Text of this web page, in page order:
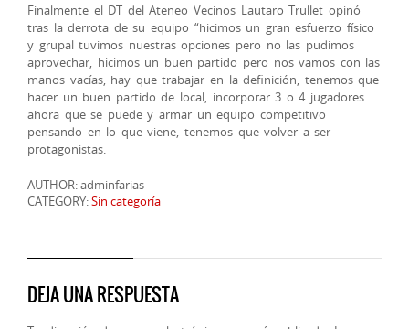
Finalmente el DT del Ateneo Vecinos Lautaro Trullet opinó
tras la derrota de su equipo “hicimos un gran esfuerzo físico
y grupal tuvimos nuestras opciones pero no las pudimos
aprovechar, hicimos un buen partido pero nos vamos con las
manos vacías, hay que trabajar en la definición, tenemos que
hacer un buen partido de local, incorporar 3 o 4 jugadores
ahora que se puede y armar un equipo competitivo
pensando en lo que viene, tenemos que volver a ser
protagonistas.
AUTHOR: adminfarias
CATEGORY:Sin categoría
DEJA UNA RESPUESTA